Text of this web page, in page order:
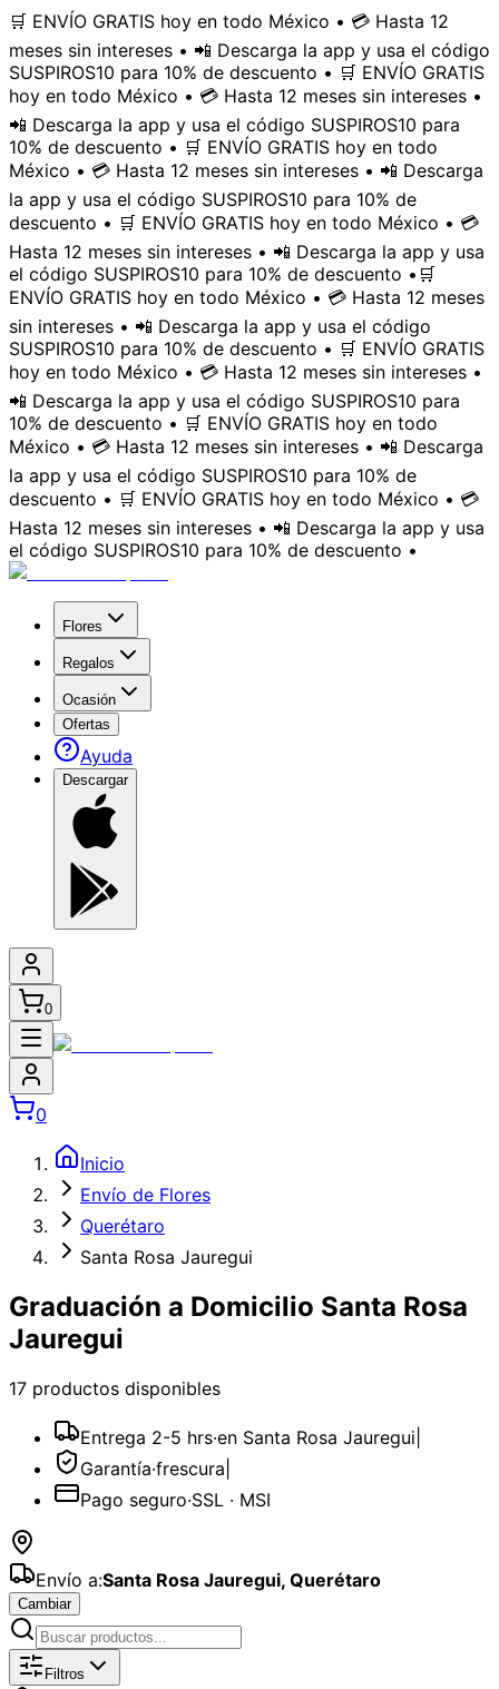
🛒 ENVÍO GRATIS hoy en todo México • 💳 Hasta 12
meses sin intereses • 📲 Descarga la app y usa el código
SUSPIROS10 para 10% de descuento • 🛒 ENVÍO GRATIS
hoy en todo México • 💳 Hasta 12 meses sin intereses •
📲 Descarga la app y usa el código SUSPIROS10 para
10% de descuento • 🛒 ENVÍO GRATIS hoy en todo
México • 💳 Hasta 12 meses sin intereses • 📲 Descarga
la app y usa el código SUSPIROS10 para 10% de
descuento • 🛒 ENVÍO GRATIS hoy en todo México • 💳
Hasta 12 meses sin intereses • 📲 Descarga la app y usa
el código SUSPIROS10 para 10% de descuento • 🛒
ENVÍO GRATIS hoy en todo México • 💳 Hasta 12 meses
sin intereses • 📲 Descarga la app y usa el código
SUSPIROS10 para 10% de descuento • 🛒 ENVÍO GRATIS
hoy en todo México • 💳 Hasta 12 meses sin intereses •
📲 Descarga la app y usa el código SUSPIROS10 para
10% de descuento • 🛒 ENVÍO GRATIS hoy en todo
México • 💳 Hasta 12 meses sin intereses • 📲 Descarga
la app y usa el código SUSPIROS10 para 10% de
descuento • 🛒 ENVÍO GRATIS hoy en todo México • 💳
Hasta 12 meses sin intereses • 📲 Descarga la app y usa
el código SUSPIROS10 para 10% de descuento •
Flores
Regalos
Ocasión
Ofertas
Ayuda
Descargar
0
0
Inicio
Envío de Flores
Querétaro
Santa Rosa Jauregui
Graduación a Domicilio Santa Rosa
Jauregui
17 productos disponibles
Entrega 2-5 hrs·en Santa Rosa Jauregui
Garantía·frescura
Pago seguro·SSL · MSI
Envío a:Santa Rosa Jauregui, Querétaro
Cambiar
Catálogo deGraduación
Filtros